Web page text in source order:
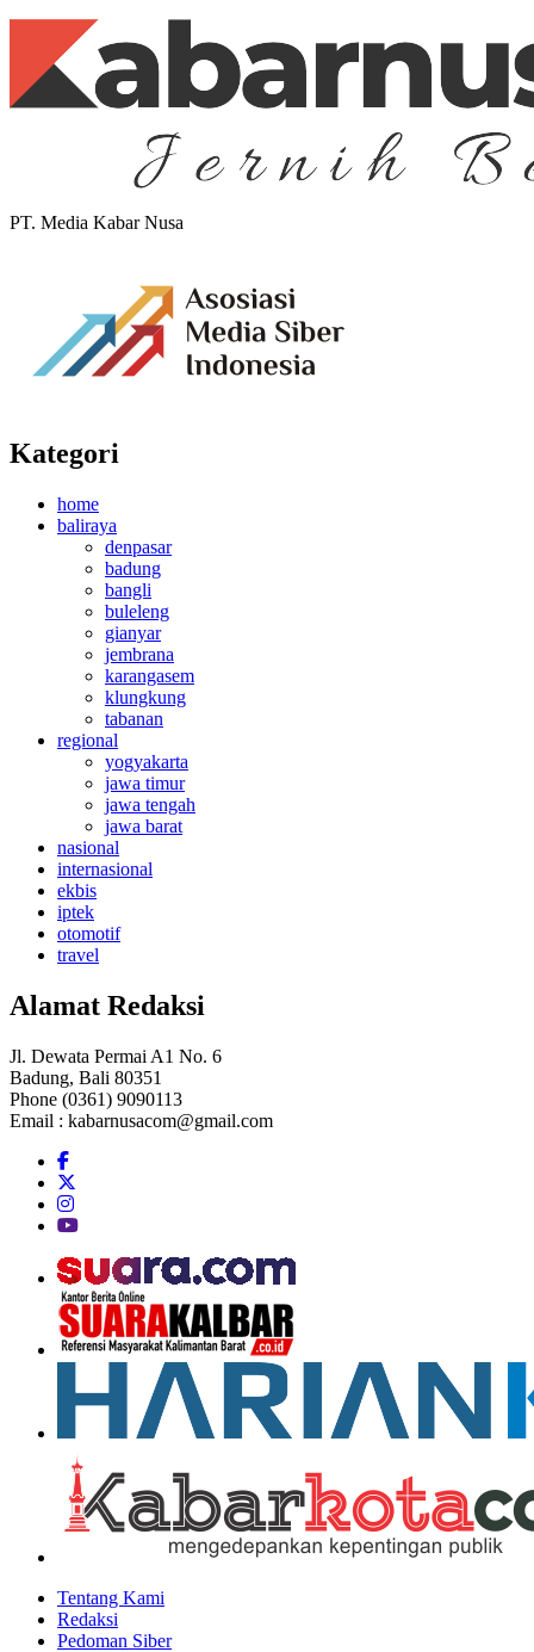
PT. Media Kabar Nusa
Kategori
home
baliraya
denpasar
badung
bangli
buleleng
gianyar
jembrana
karangasem
klungkung
tabanan
regional
yogyakarta
jawa timur
jawa tengah
jawa barat
nasional
internasional
ekbis
iptek
otomotif
travel
Alamat Redaksi
Jl. Dewata Permai A1 No. 6
Badung, Bali 80351
Phone (0361) 9090113
Email : kabarnusacom@gmail.com
Tentang Kami
Redaksi
Pedoman Siber